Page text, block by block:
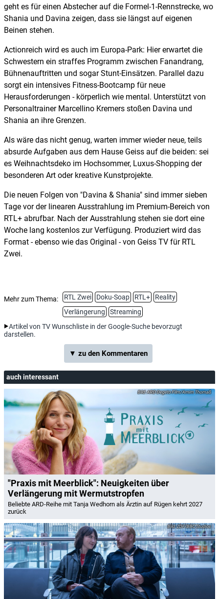
geht es für einen Abstecher auf die Formel-1-Rennstrecke, wo
Shania und Davina zeigen, dass sie längst auf eigenen
Beinen stehen.
Actionreich wird es auch im Europa-Park: Hier erwartet die
Schwestern ein straffes Programm zwischen Fanandrang,
Bühnenauftritten und sogar Stunt-Einsätzen. Parallel dazu
sorgt ein intensives Fitness-Bootcamp für neue
Herausforderungen - körperlich wie mental. Unterstützt von
Personaltrainer Marcellino Kremers stoßen Davina und
Shania an ihre Grenzen.
Als wäre das nicht genug, warten immer wieder neue, teils
absurde Aufgaben aus dem Hause Geiss auf die beiden: sei
es Weihnachtsdeko im Hochsommer, Luxus-Shopping der
besonderen Art oder kreative Kunstprojekte.
Die neuen Folgen von "Davina & Shania" sind immer sieben
Tage vor der linearen Ausstrahlung im Premium-Bereich von
RTL+ abrufbar. Nach der Ausstrahlung stehen sie dort eine
Woche lang kostenlos zur Verfügung. Produziert wird das
Format - ebenso wie das Original - von Geiss TV für RTL
Zwei.
Mehr zum Thema: RTL Zwei Doku-Soap RTL+
Reality
Verlängerung
Streaming
Artikel von TV Wunschliste in der Google-Suche bevorzugt
darstellen.
▼ zu den Kommentaren
auch interessant
ARD Degeto Film/Arnim Thomaß
"Praxis mit Meerblick": Neuigkeiten über
Verlängerung mit Wermutstropfen
Beliebte ARD-Reihe mit Tanja Wedhorn als Ärztin auf Rügen kehrt 2027
zurück
ZDF/BBC Studios